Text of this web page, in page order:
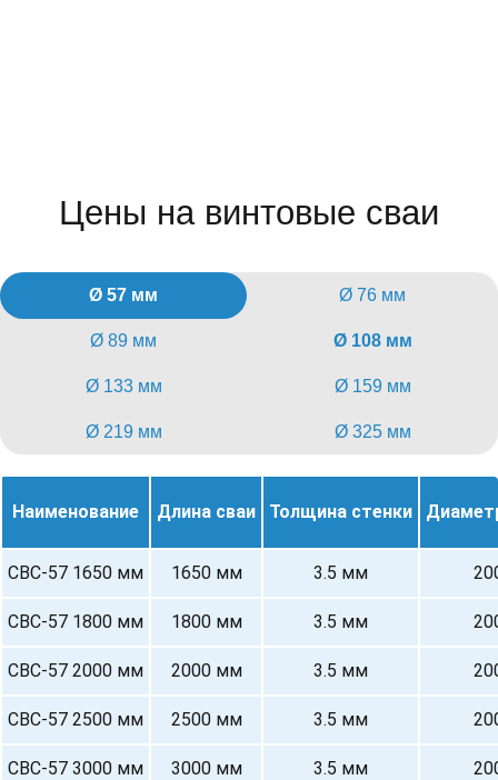
Цены на винтовые сваи
Ø 57 мм Ø 76 мм
Ø 89 мм Ø 108 мм
Ø 133 мм Ø 159 мм
Ø 219 мм Ø 325 мм
Наименование Длина сваи Толщина стенки
СВС-57 1650 мм 1650 мм 3.5 мм
СВС-57 1800 мм 1800 мм 3.5 мм
СВС-57 2000 мм 2000 мм 3.5 мм
СВС-57 2500 мм 2500 мм 3.5 мм
СВС-57 3000 мм 3000 мм 3.5 мм